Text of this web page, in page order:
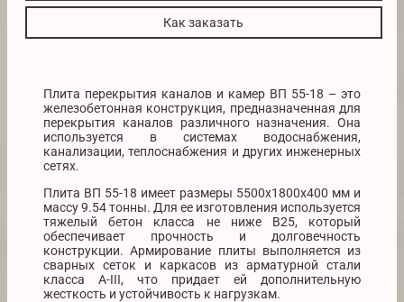
Как заказать
Плита перекрытия каналов и камер ВП 55-18 – это
железобетонная конструкция, предназначенная для
перекрытия каналов различного назначения. Она
используется в системах водоснабжения,
канализации, теплоснабжения и других инженерных
сетях.
Плита ВП 55-18 имеет размеры 5500х1800х400 мм и
массу 9.54 тонны. Для ее изготовления используется
тяжелый бетон класса не ниже B25, который
обеспечивает прочность и долговечность
конструкции. Армирование плиты выполняется из
сварных сеток и каркасов из арматурной стали
класса A-III, что придает ей дополнительную
жесткость и устойчивость к нагрузкам.